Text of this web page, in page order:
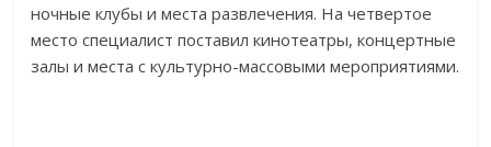
ночные клубы и места развлечения. На четвертое
место специалист поставил кинотеатры, концертные
залы и места с культурно-массовыми мероприятиями.